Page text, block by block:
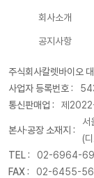
회사소개
공지사항
주식회사칼렛바이오
사업자 등록번호 :
통신판매업 :
제
본사·공장 소재지 :
서
(
TEL :
02-6964-
FAX :
02-6455-